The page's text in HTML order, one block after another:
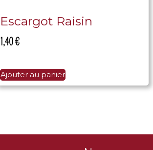
Escargot Raisin
1,40€
Ajouter au panier